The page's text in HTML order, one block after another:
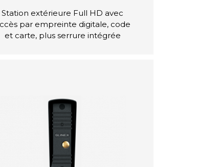
Station extérieure Full HD avec
par empreinte digitale, code
et carte, plus serrure intégrée